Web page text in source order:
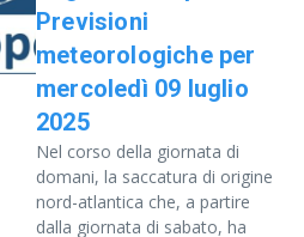
Previsioni
meteorologiche per
mercoledì 09 luglio
2025
Nel corso della giornata di
domani, la saccatura di origine
nord-atlantica che, a partire
dalla giornata di sabato, ha